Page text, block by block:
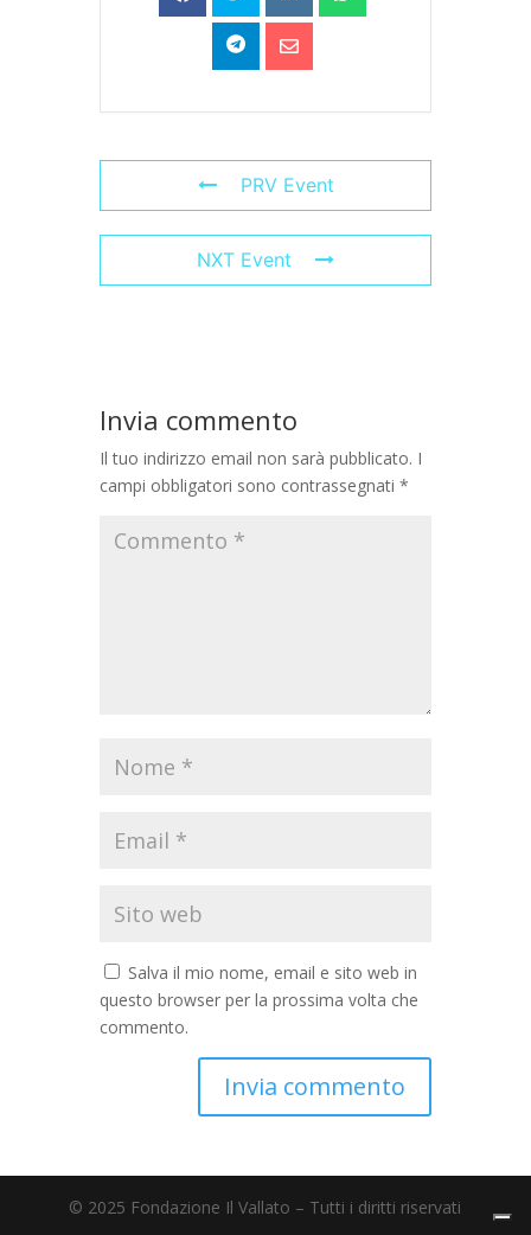
PRV Event
NXT Event
Invia commento
Il tuo indirizzo email non sarà pubblicato. I
campi obbligatori sono contrassegnati *
Salva il mio nome, email e sito web in
questo browser per la prossima volta che
commento.
© 2025 Fondazione Il Vallato – Tutti i diritti riservati